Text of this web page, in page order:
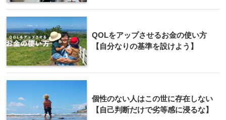
QOLをアップさせるお金の使い方
【自分なりの基準を設けよう】
個性のない人はこの世に存在しない
【自己判断だけで劣等感に浸るな】